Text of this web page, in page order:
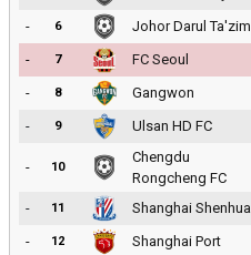
-
6 Johor Darul Ta'zim
-
7 FC Seoul
-
8 Gangwon
-
9 Ulsan HD FC
- 10
Chengdu
Rongcheng FC
- 11 Shanghai Shenhua
-
12 Shanghai Port